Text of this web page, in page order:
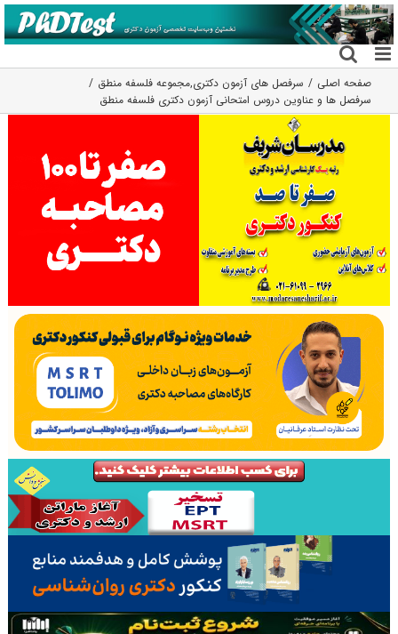
رفتن
به
محتوا
صفحه اصلی سرفصل های آزمون دکتری,مجموعه فلسفه منطق
سرفصل ها و عناوین دروس امتحانی آزمون دکتری فلسفه منطق